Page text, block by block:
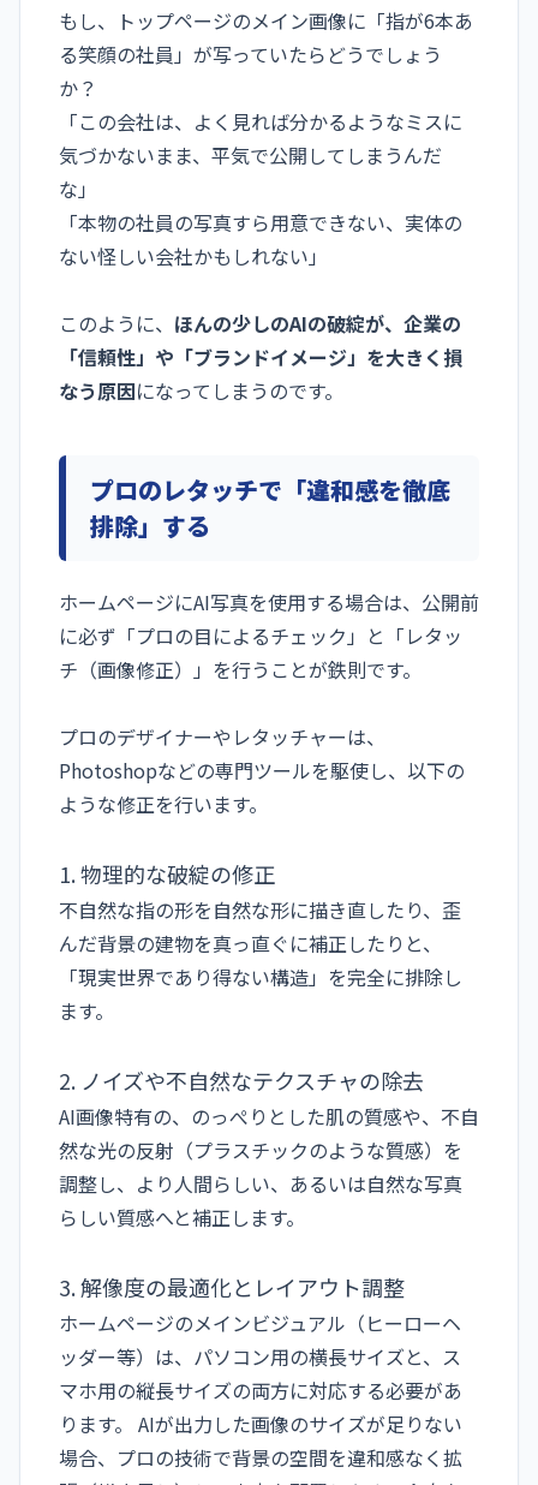
もし、トップページのメイン画像に「指が6本あ
る笑顔の社員」が写っていたらどうでしょう
か？
「この会社は、よく見れば分かるようなミスに
気づかないまま、平気で公開してしまうんだ
な」
「本物の社員の写真すら用意できない、実体の
ない怪しい会社かもしれない」
このように、 ほんの少しのAIの破綻が、企業の
「信頼性」や「ブランドイメージ」を大きく損
なう原因になってしまうのです。
プロのレタッチで「違和感を徹底
排除」する
ホームページにAI写真を使用する場合は、公開前
に必ず「プロの目によるチェック」と「レタッ
チ（画像修正）」を行うことが鉄則です。
プロのデザイナーやレタッチャーは、
Photoshopなどの専門ツールを駆使し、以下の
ような修正を行います。
1. 物理的な破綻の修正
不自然な指の形を自然な形に描き直したり、歪
んだ背景の建物を真っ直ぐに補正したりと、
「現実世界であり得ない構造」を完全に排除し
ます。
2. ノイズや不自然なテクスチャの除去
AI画像特有の、のっぺりとした肌の質感や、不自
然な光の反射（プラスチックのような質感）を
調整し、より人間らしい、あるいは自然な写真
らしい質感へと補正します。
3. 解像度の最適化とレイアウト調整
ホームページのメインビジュアル（ヒーローヘ
ッダー等）は、パソコン用の横長サイズと、ス
マホ用の縦長サイズの両方に対応する必要があ
ります。 AIが出力した画像のサイズが足りない
場合、プロの技術で背景の空間を違和感なく拡